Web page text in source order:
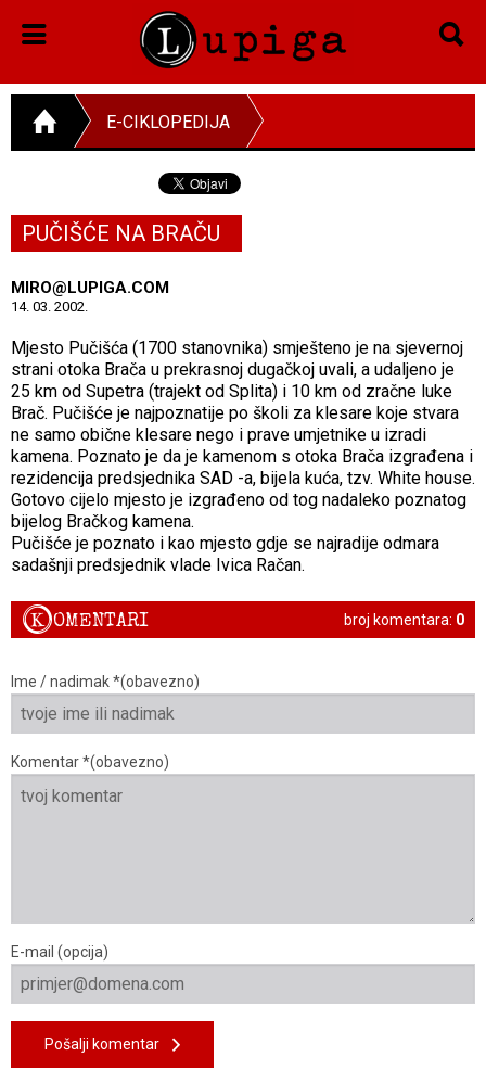
E-CIKLOPEDIJA
PUČIŠĆE NA BRAČU
MIRO@LUPIGA.COM
14. 03. 2002.
Mjesto Pučišća (1700 stanovnika) smješteno je na sjevernoj
strani otoka Brača u prekrasnoj dugačkoj uvali, a udaljeno je
25 km od Supetra (trajekt od Splita) i 10 km od zračne luke
Brač. Pučišće je najpoznatije po školi za klesare koje stvara
ne samo obične klesare nego i prave umjetnike u izradi
kamena. Poznato je da je kamenom s otoka Brača izgrađena i
rezidencija predsjednika SAD -a, bijela kuća, tzv. White house.
Gotovo cijelo mjesto je izgrađeno od tog nadaleko poznatog
bijelog Bračkog kamena.
Pučišće je poznato i kao mjesto gdje se najradije odmara
sadašnji predsjednik vlade Ivica Račan.
broj komentara: 0
KOMENTARI
Ime / nadimak *(obavezno)
Komentar *(obavezno)
E-mail (opcija)
Pošalji komentar